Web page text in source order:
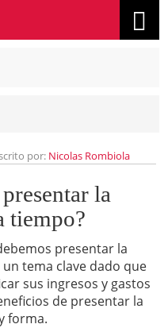
por: Nicolas Rombiola
la
tiempo?
presentar la
un tema clave dado que
sus ingresos y gastos
de presentar la
forma.